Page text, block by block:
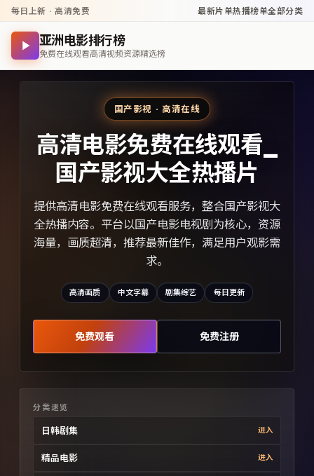
每日上新 · 高清免费 最新片单热播榜单全部分类
亚洲电影排行榜
免费在线观看高清视频资源精选榜
国产影视 · 高清在线
高清电影免费在线观看_
国产影视大全热播片
提供高清电影免费在线观看服务，整合国产影视大
全热播内容。平台以国产电影电视剧为核心，资源
海量，画质超清，推荐最新佳作，满足用户观影需
求。
高清画质 中文字幕 剧集综艺 每日更新
免费观看 免费注册
分类速览
日韩剧集 进入
精品电影 进入